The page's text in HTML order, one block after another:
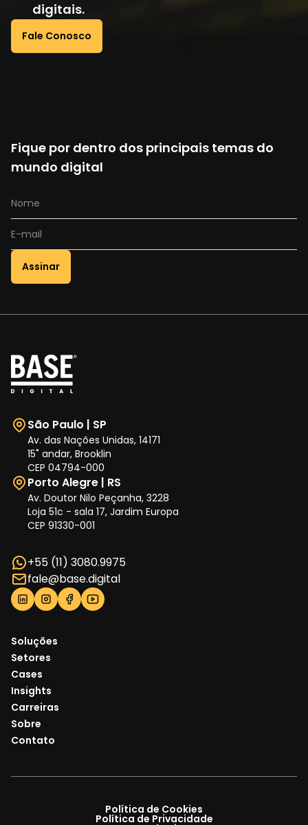
digitais.
Fale Conosco
Fique por dentro dos principais temas do
mundo digital
Assinar
São Paulo | SP
Av. das Nações Unidas, 14171
15˚ andar, Brooklin
CEP 04794-000
Porto Alegre | RS
Av. Doutor Nilo Peçanha, 3228
Loja 51c - sala 17, Jardim Europa
CEP 91330-001
+55 (11) 3080.9975
fale@base.digital
Soluções
Setores
Cases
Insights
Carreiras
Sobre
Contato
Política de Cookies
Política de Privacidade